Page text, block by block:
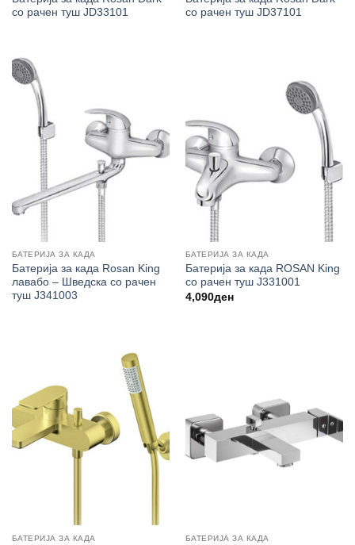
со рачен туш JD33101
со рачен туш JD37101
БАТЕРИЈА ЗА КАДА
Батерија за када Rosan King
лавабо – Шведска со рачен
туш J341003
БАТЕРИЈА ЗА КАДА
Батерија за када ROSAN King
со рачен туш J331001
4,090ден
БАТЕРИЈА ЗА КАДА БАТЕРИЈА ЗА КАДА